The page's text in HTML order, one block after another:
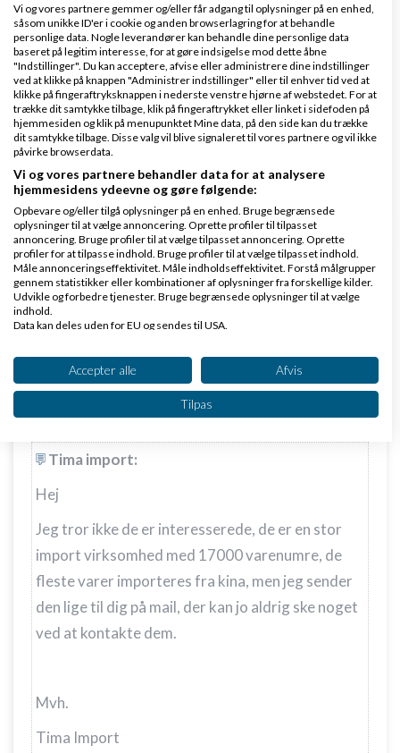
Hej Tima
Jeg ville da også gerne lige kigge forbi dem, hvis du
gider smide et link til mig også, tak :)
Trendy Katte & Hundeudstyr På nettet
HolgerSkrevet15-02-2009kl. 11:53
Tima import:
Hej
Jeg tror ikke de er interesserede, de er en stor
import virksomhed med 17000 varenumre, de
fleste varer importeres fra kina, men jeg sender
den lige til dig på mail, der kan jo aldrig ske noget
ved at kontakte dem.
Mvh.
Tima Import
Vi og vores partnere gemmer og/eller får adgang til oplysninger på en enhed,
såsom unikke ID'er i cookie og anden browserlagring for at behandle
personlige data. Nogle leverandører kan behandle dine personlige data
baseret på legitim interesse, for at gøre indsigelse mod dette åbne
"Indstillinger". Du kan acceptere, afvise eller administrere dine indstillinger
ved at klikke på knappen "Administrer indstillinger" eller til enhver tid ved at
klikke på fingeraftryksknappen i nederste venstre hjørne af webstedet. For at
trække dit samtykke tilbage, klik på fingeraftrykket eller linket i sidefoden på
hjemmesiden og klik på menupunktet Mine data, på den side kan du trække
dit samtykke tilbage. Disse valg vil blive signaleret til vores partnere og vil ikke
påvirke browserdata.
Vi og vores partnere behandler data for at analysere
hjemmesidens ydeevne og gøre følgende:
Opbevare og/eller tilgå oplysninger på en enhed. Bruge begrænsede
oplysninger til at vælge annoncering. Oprette profiler til tilpasset
annoncering. Bruge profiler til at vælge tilpasset annoncering. Oprette
profiler for at tilpasse indhold. Bruge profiler til at vælge tilpasset indhold.
Måle annonceringseffektivitet. Måle indholdseffektivitet. Forstå målgrupper
gennem statistikker eller kombinationer af oplysninger fra forskellige kilder.
Udvikle og forbedre tjenester. Bruge begrænsede oplysninger til at vælge
indhold.
Data kan deles uden for EU og sendes til USA.
Se partnerliste (2 IAB-leverandører)
Vi bruger dine data til følgende formål:
IAB's behandlingsformål:
Opbevare og/eller tilgå oplysninger på en
enhed
Bruge begrænsede oplysninger til at vælge
annoncering
Oprette profiler til tilpasset annoncering
Bruge profiler til at vælge tilpasset
annoncering
Oprette profiler for at tilpasse indhold
Bruge profiler til at vælge tilpasset indhold
Måle annonceringseffektivitet
Måle indholdseffektivitet
Accepter alle Afvis
Tilpas